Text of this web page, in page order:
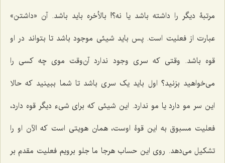
مرتبۀ دیگر را داشته باشد یا نه؟! بالأخره باید باشد. آن «داشتن»
عبارت از فعلیت است. پس باید شیئی موجود باشد تا بتواند در او
قوه باشد. وقتی که سری وجود ندارد آن‌وقت موی چه کسی را
می‌خواهید بزنید؟ اول باید یک سری باشد تا شما ببینید که حالا
این سر مو دارد یا مو ندارد. این شیئی که برای شیء دیگر قوه دارد،
فعلیت مسبوق به این قوۀ اوست، همان هویتی است که الآن او را
تشکیل می‌دهد. روی این حساب هرجا ما جلو برویم فعلیت مقدم بر